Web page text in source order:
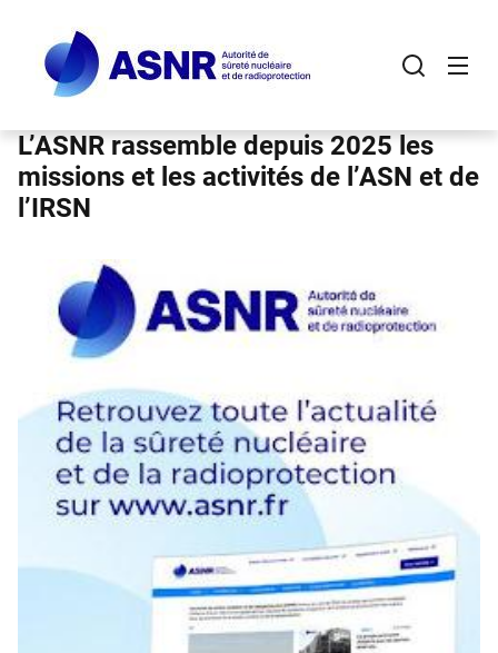
contenu
principal
L’ASNR rassemble depuis 2025 les
missions et les activités de l’ASN et de
l’IRSN